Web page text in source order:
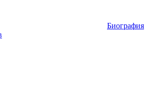
Биография